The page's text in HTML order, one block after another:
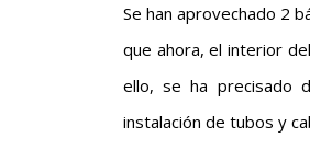
Se han aprovechado 2
que ahora, el interior
ello, se ha precisado
instalación de tubos y